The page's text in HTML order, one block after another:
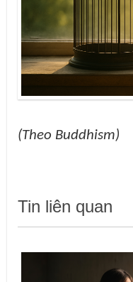
(Theo Buddhism)
Tin liên quan